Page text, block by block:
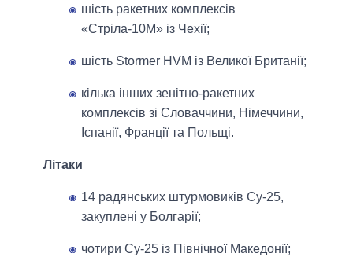
шість ракетних комплексів
«Стріла-10М» із Чехії;
шість Stormer HVM із Великої Британії;
кілька інших зенітно-ракетних
комплексів зі Словаччини, Німеччини,
Іспанії, Франції та Польщі.
Літаки
14 радянських штурмовиків Су-25,
закуплені у Болгарії;
чотири Су-25 із Північної Македонії;